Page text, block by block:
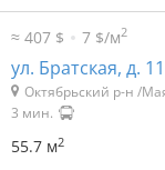
≈ 407 $ 7 $/м2
ул. Братская, д. 11
Октябрьский р-н /
3 мин.
55.7 м2